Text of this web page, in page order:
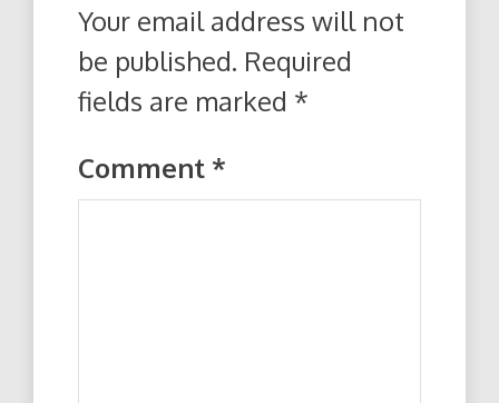
Your email address will not
be published. Required
fields are marked *
Comment *